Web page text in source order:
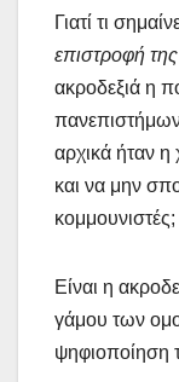
Γιατί τι
επιστροφή
ακροδεξιά η
αρχικά ήταν η
και να μην
κομμουνιστές;
Είναι η
γάμου των
ψηφιοποίηση